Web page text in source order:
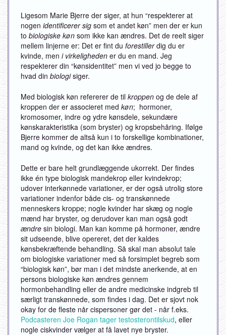
Ligesom Marie Bjerre der siger, at hun “respekterer at
nogen identificerer sigsom et andet køn” men der er kun
to biologiske kønsom ikke kan ændres. Det de reelt siger
mellem linjerne er: Det er fint du forestillerdig du er
kvinde, men i virkeligheden er du en mand. Jeg
respekterer din “kønsidentitet” men vi ved jo begge to
hvad din biologisiger.
Med biologisk køn refererer de til kroppen og de dele af
kroppen der er associeret med køn; hormoner,
kromosomer, indre og ydre kønsdele, sekundære
kønskarakteristika (som bryster) og kropsbehåring. Ifølge
Bjerre kommer de altså kun i to forskellige kombinationer,
mand og kvinde, og det kan ikke ændres.
Dette er bare helt grundlæggende ukorrekt. Der findes
ikke én type biologisk mandekrop eller kvindekrop;
udover interkønnede variationer, er der også utrolig store
variationer indenfor både cis- og transkønnede
menneskers kroppe; nogle kvinder har skæg og nogle
mænd har bryster, og derudover kan man også godt
ændresin biologi. Man kan komme på hormoner, ændre
sit udseende, blive opereret, det der kaldes
kønsbekræftende behandling. Så skal man absolut tale
om biologiske variationer med så forsimplet begreb som
“biologisk køn”, bør man i det mindste anerkende, at en
persons biologiske køn ændres gennem
hormonbehandling eller de andre medicinske indgreb til
særligt transkønnede, som findes i dag. Det er sjovt nok
okay for de fleste når cispersoner gør det - når f.eks.
Podcasteren Joe Rogan tager testosterontilskud, eller
nogle ciskvinder vælger at få lavet nye bryster.